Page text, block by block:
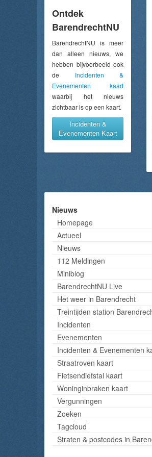
Ontdek
BarendrechtNU
BarendrechtNU is meer
dan alleen nieuws, we
hebben bijvoorbeeld ook
de Incidenten &
Evenementen kaart
waarbij het nieuws
zichtbaar is op een kaart.
Incidenten &
Evenementen Kaart
Nieuws
Homepage
Actueel
Nieuws
112 Meldingen
Miniblog
BarendrechtNU Live
Het weer in Barendrecht
Treintijden station
Incidenten
Evenementen
Incidenten & Evenementen
Straatroven kaart
Fietsendiefstal kaart
Woninginbraken kaart
Vergunningen
Zoeken
Tagcloud
Straten & postcodes in